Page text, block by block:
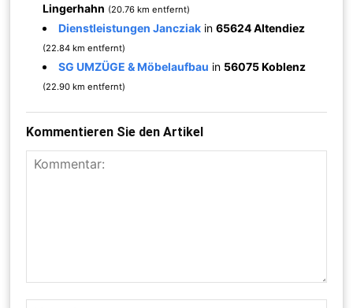
Lingerhahn (20.76 km entfernt)
Dienstleistungen Jancziak in65624 Altendiez
(22.84 km entfernt)
SG UMZÜGE & Möbelaufbau in 56075 Koblenz
(22.90 km entfernt)
Kommentieren Sie den Artikel